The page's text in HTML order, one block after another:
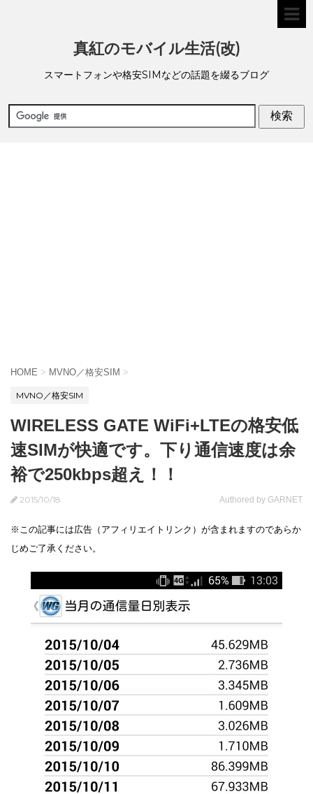
真紅のモバイル生活(改)
スマートフォンや格安SIMなどの話題を綴るブログ
HOME > MVNO／格安SIM >
MVNO／格安SIM
WIRELESS GATE WiFi+LTEの格安低
速SIMが快適です。下り通信速度は余
裕で250kbps超え！！
2015/10/18 Authored by GARNET
※この記事には広告（アフィリエイトリンク）が含まれますのであらか
じめご了承ください。